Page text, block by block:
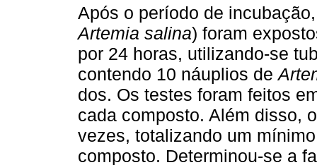
Após o período de
Artemia salina) foram
por 24 horas, utilizando-se
contendo 10 náuplios de
dos. Os testes foram feitos
cada composto. Além disso,
vezes, totalizando um
composto. Determinou-se a